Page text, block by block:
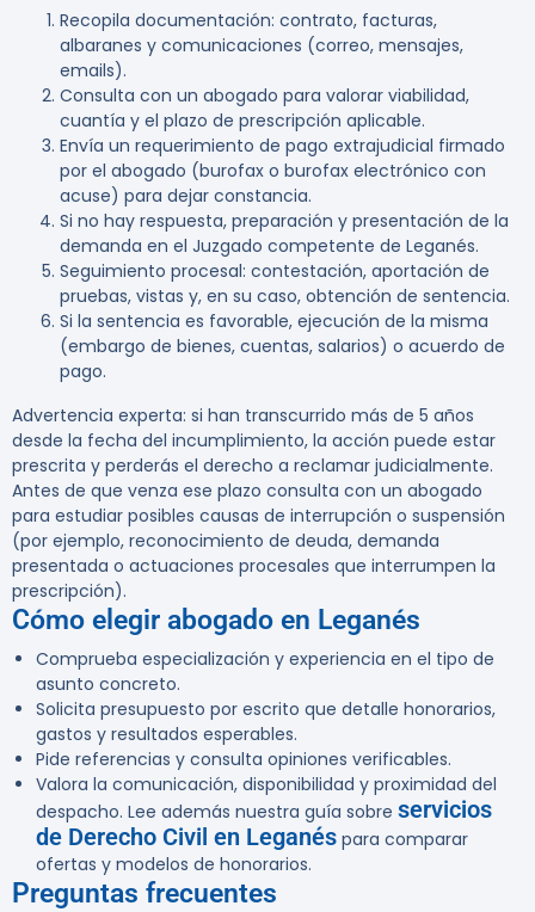
Recopila documentación: contrato, facturas,
albaranes y comunicaciones (correo, mensajes,
emails).
Consulta con un abogado para valorar viabilidad,
cuantía y el plazo de prescripción aplicable.
Envía un requerimiento de pago extrajudicial firmado
por el abogado (burofax o burofax electrónico con
acuse) para dejar constancia.
Si no hay respuesta, preparación y presentación de la
demanda en el Juzgado competente de Leganés.
Seguimiento procesal: contestación, aportación de
pruebas, vistas y, en su caso, obtención de sentencia.
Si la sentencia es favorable, ejecución de la misma
(embargo de bienes, cuentas, salarios) o acuerdo de
pago.
Advertencia experta: si han transcurrido más de 5 años
desde la fecha del incumplimiento, la acción puede estar
prescrita y perderás el derecho a reclamar judicialmente.
Antes de que venza ese plazo consulta con un abogado
para estudiar posibles causas de interrupción o suspensión
(por ejemplo, reconocimiento de deuda, demanda
presentada o actuaciones procesales que interrumpen la
prescripción).
Cómo elegir abogado en Leganés
Comprueba especialización y experiencia en el tipo de
asunto concreto.
Solicita presupuesto por escrito que detalle honorarios,
gastos y resultados esperables.
Pide referencias y consulta opiniones verificables.
Valora la comunicación, disponibilidad y proximidad del
despacho. Lee además nuestra guía sobre servicios
de Derecho Civil en Leganés para comparar
ofertas y modelos de honorarios.
Preguntas frecuentes